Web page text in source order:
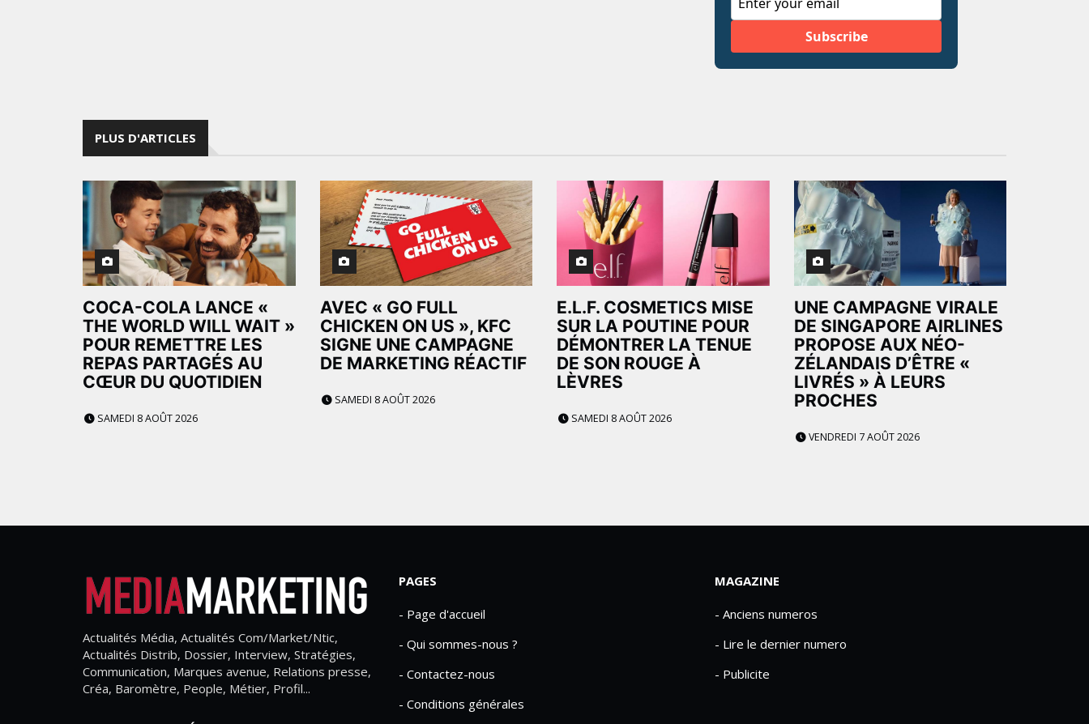
PLUS D'ARTICLES
COCA-COLA LANCE «
THE WORLD WILL WAIT »
POUR REMETTRE LES
REPAS PARTAGÉS AU
CŒUR DU QUOTIDIEN
SAMEDI 8 AOÛT 2026
AVEC « GO FULL
CHICKEN ON US », KFC
SIGNE UNE CAMPAGNE
DE MARKETING RÉACTIF
SAMEDI 8 AOÛT 2026
E.L.F. COSMETICS MISE
SUR LA POUTINE POUR
DÉMONTRER LA TENUE
DE SON ROUGE À
LÈVRES
SAMEDI 8 AOÛT 2026
UNE CAMPAGNE VIRALE
DE SINGAPORE AIRLINES
PROPOSE AUX NÉO-
ZÉLANDAIS D’ÊTRE «
LIVRÉS » À LEURS
PROCHES
VENDREDI 7 AOÛT 2026
Actualités Média, Actualités Com/Market/Ntic,
Actualités Distrib, Dossier, Interview, Stratégies,
Communication, Marques avenue, Relations presse,
Créa, Baromètre, People, Métier, Profil...
PAGES
- Page d'accueil
- Qui sommes-nous ?
- Contactez-nous
- Conditions générales
MAGAZINE
- Anciens numeros
- Lire le dernier numero
- Publicite